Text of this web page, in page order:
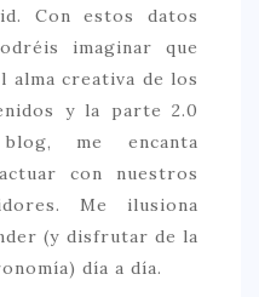
Con estos datos
imaginar que
alma creativa de los
y la parte 2.0
me encanta
con nuestros
Me ilusiona
(y disfrutar de la
día a día.